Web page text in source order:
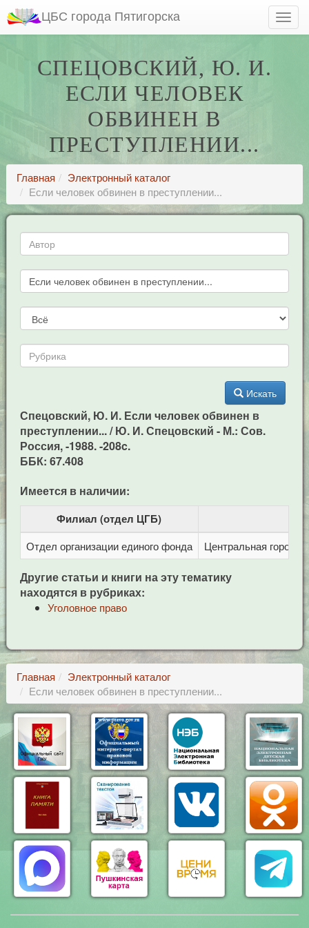
ЦБС города Пятигорска
СПЕЦОВСКИЙ, Ю. И.
ЕСЛИ ЧЕЛОВЕК
ОБВИНЕН В
ПРЕСТУПЛЕНИИ...
Главная
Электронный каталог
Если человек обвинен в преступлении...
Искать
Спецовский, Ю. И. Если человек обвинен в
преступлении... / Ю. И. Спецовский - М.: Сов.
Россия, -1988. -208c.
ББК: 67.408
Имеется в наличии:
Филиал (отдел ЦГБ)
Отдел организации единого фонда Центральная
Другие статьи и книги на эту тематику
находятся в рубриках:
Уголовное право
Главная
Электронный каталог
Если человек обвинен в преступлении...